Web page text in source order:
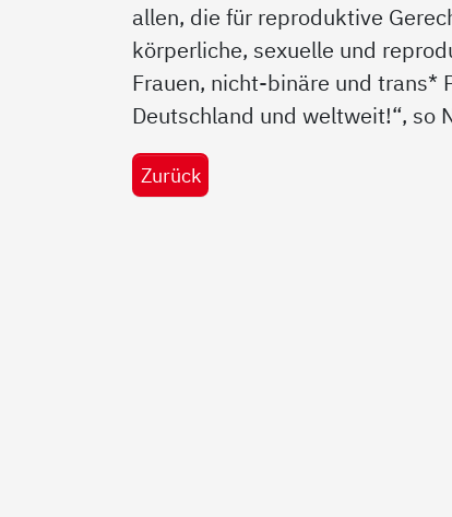
allen, die für reproduktive
körperliche, sexuelle und
Frauen, nicht-binäre und trans*
Deutschland und weltweit!“, so
Zurück